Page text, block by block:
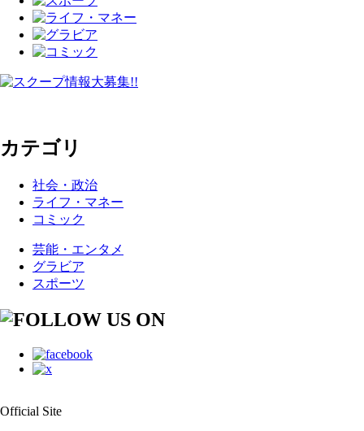
カテゴリ
社会・政治
ライフ・マネー
コミック
芸能・エンタメ
グラビア
スポーツ
Official Site